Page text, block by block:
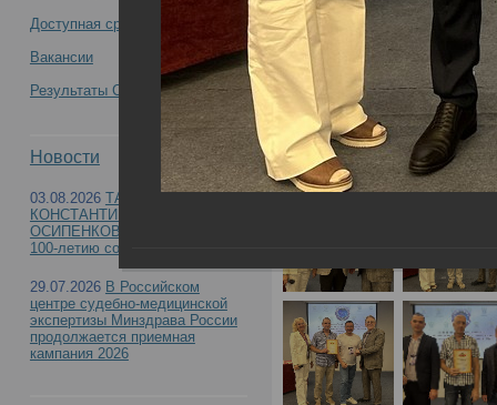
Итоги работы III Всероссийского форума
«Молекулярно-генетическая экспертиза –
Доступная среда
Вакансии
Результаты СОУТ
Новости
03.08.2026 ТАМАРА
КОНСТАНТИНОВНА
ОСИПЕНКОВА-ВИЧТОМОВА (к
100-летию со дня рождения)
29.07.2026 В Российском
центре судебно-медицинской
экспертизы Минздрава России
продолжается приемная
кампания 2026